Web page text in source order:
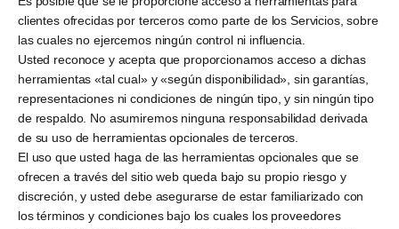
clientes ofrecidas por terceros como parte de los Servicios, sobre
las cuales no ejercemos ningún control ni influencia.
Usted reconoce y acepta que proporcionamos acceso a dichas
herramientas «tal cual» y «según disponibilidad», sin garantías,
representaciones ni condiciones de ningún tipo, y sin ningún tipo
de respaldo. No asumiremos ninguna responsabilidad derivada
de su uso de herramientas opcionales de terceros.
El uso que usted haga de las herramientas opcionales que se
ofrecen a través del sitio web queda bajo su propio riesgo y
discreción, y usted debe asegurarse de estar familiarizado con
los términos y condiciones bajo los cuales los proveedores